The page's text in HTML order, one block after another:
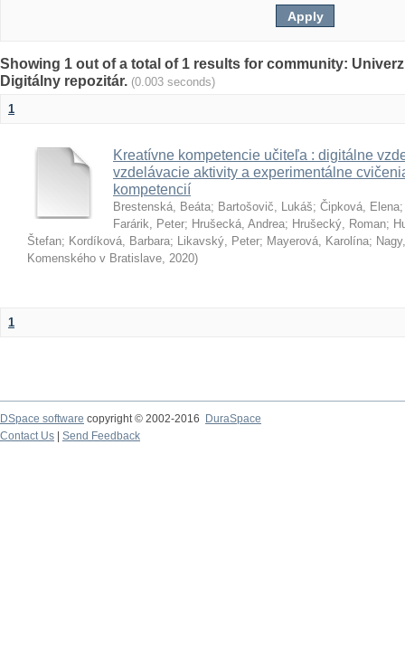
Showing 1 out of a total of 1 results for community:
Digitálny repozitár. (0.003 seconds)
1
Kreatívne kompetencie učiteľa : digitálne
vzdelávacie aktivity a experimentálne
kompetencií
Brestenská, Beáta; Bartošovič, Lukáš; Čipková, Elena
Farárik, Peter; Hrušecká, Andrea; Hrušecký, Roman;
Štefan; Kordíková, Barbara; Likavský, Peter; Mayerová, Karolína;
Komenského v Bratislave, 2020)
1
DSpace software copyright © 2002-2016
DuraSpace
Contact Us
Send Feedback